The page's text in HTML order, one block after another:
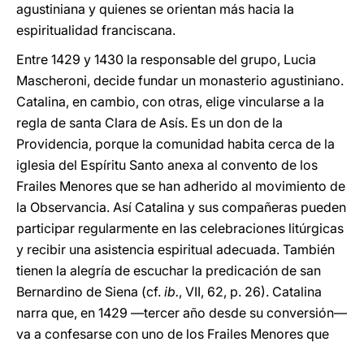
agustiniana y quienes se orientan más hacia la
espiritualidad franciscana.
Entre 1429 y 1430 la responsable del grupo, Lucia
Mascheroni, decide fundar un monasterio agustiniano.
Catalina, en cambio, con otras, elige vincularse a la
regla de santa Clara de Asís. Es un don de la
Providencia, porque la comunidad habita cerca de la
iglesia del Espíritu Santo anexa al convento de los
Frailes Menores que se han adherido al movimiento de
la Observancia. Así Catalina y sus compañeras pueden
participar regularmente en las celebraciones litúrgicas
y recibir una asistencia espiritual adecuada. También
tienen la alegría de escuchar la predicación de san
Bernardino de Siena (cf. ib., VII, 62, p. 26). Catalina
narra que, en 1429 —tercer año desde su conversión—
va a confesarse con uno de los Frailes Menores que